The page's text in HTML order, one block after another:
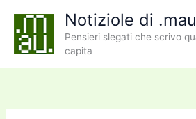
contenuto
Notiziole di
Pensieri slegati che scrivo
capita